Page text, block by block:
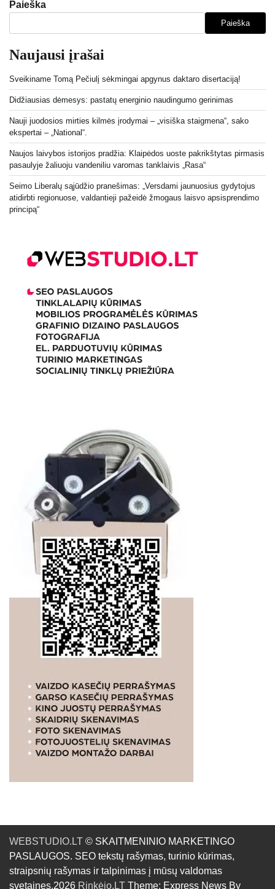
Paieška
Paieška
Naujausi įrašai
Sveikiname Tomą Pečiulį sėkmingai apgynus daktaro disertaciją!
Didžiausias dėmesys: pastatų energinio naudingumo gerinimas
Nauji juodosios mirties kilmės įrodymai – „visiška staigmena“, sako
ekspertai – „National“.
Naujos laivybos istorijos pradžia: Klaipėdos uoste pakrikštytas pirmasis
pasaulyje žaliuoju vandeniliu varomas tanklaivis „Rasa“
Seimo Liberalų sąjūdžio pranešimas: „Versdami jaunuosius gydytojus
atidirbti regionuose, valdantieji pažeidė žmogaus laisvo apsisprendimo
principą“
WEBSTUDIO.LT © SKAITMENINIO MARKETINGO
PASLAUGOS. SEO tekstų rašymas, turinio kūrimas,
straipsnių rašymas ir talpinimas į mūsų valdomas
svetaines.2026 Rinkėjo.LT Theme: Express News By